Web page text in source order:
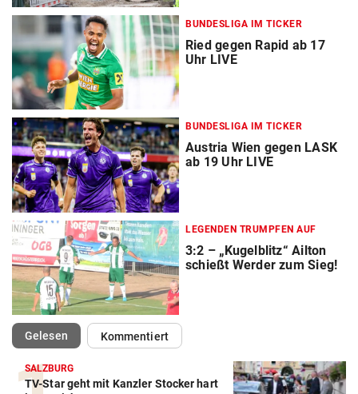
BUNDESLIGA IM TICKER
Ried gegen Rapid ab 17
Uhr LIVE
BUNDESLIGA IM TICKER
Austria Wien gegen LASK
ab 19 Uhr LIVE
LEGENDEN TRUMPFEN AUF
3:2 – „Kugelblitz“ Ailton
schießt Werder zum Sieg!
Gelesen(ausgewählt)Kommentiert
SALZBURG
TV-Star geht mit Kanzler Stocker hart